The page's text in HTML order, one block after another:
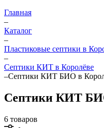
Главная
–
Каталог
–
Пластиковые септики в
–
Септики КИТ в Королёве
–Септики КИТ БИО в
Септики КИТ
6 товаров